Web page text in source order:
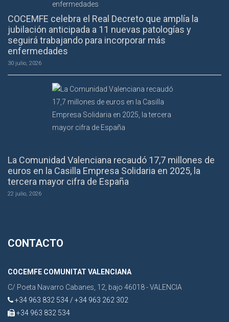
COCEMFE celebra el Real Decreto que amplía la
jubilación anticipada a 11 nuevas patologías y
seguirá trabajando para incorporar más
enfermedades
30 julio, 2026
La Comunidad Valenciana recaudó 17,7 millones de
euros en la Casilla Empresa Solidaria en 2025, la
tercera mayor cifra de España
22 julio, 2026
CONTACTO
COCEMFE COMUNITAT VALENCIANA
C/ Poeta Navarro Cabanes, 12, bajo 46018 - VALENCIA
+34 963 832 534 / +34 963 262 302
+34 963 832 534